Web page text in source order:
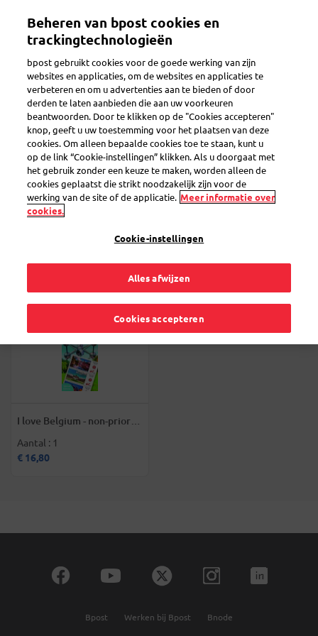
inhoud
Mijn account
Zoeken
Terug
Uitgiften augustus 2022
product
Sorteren op
I love Belgium - non-prior
Aantal : 1
€ 16,80
Bpost Werken bij Bpost Bnode
Beheren van bpost cookies en
trackingtechnologieën
bpost gebruikt cookies voor de goede werking van zijn
websites en applicaties, om de websites en applicaties te
verbeteren en om u advertenties aan te bieden of door
derden te laten aanbieden die aan uw voorkeuren
beantwoorden. Door te klikken op de "Cookies accepteren"
knop, geeft u uw toestemming voor het plaatsen van deze
cookies. Om alleen bepaalde cookies toe te staan, kunt u
op de link “Cookie-instellingen” klikken. Als u doorgaat met
het gebruik zonder een keuze te maken, worden alleen de
cookies geplaatst die strikt noodzakelijk zijn voor de
werking van de site of de applicatie. Meer informatie over
cookies.
Cookie-instellingen
Alles afwijzen
Cookies accepteren